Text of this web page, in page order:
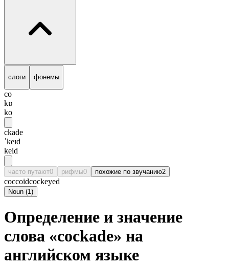
слоги фонемы
co
kɒ
ko
ckade
ˈkeɪd
keid
часто путают0 рифмы0 похожие по звучанию2
coccoidcockeyed
Noun (1)
Определение и значение
слова «cockade» на
английском языке